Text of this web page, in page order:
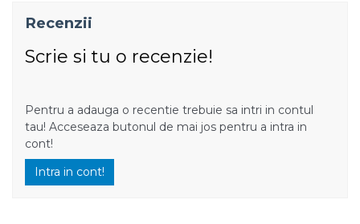
Recenzii
Scrie si tu o recenzie!
Pentru a adauga o recentie trebuie sa intri in contul
tau! Acceseaza butonul de mai jos pentru a intra in
cont!
Intra in cont!